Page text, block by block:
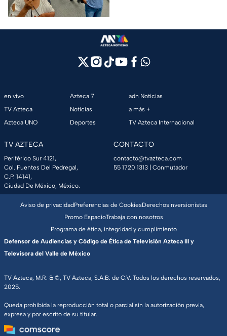
en vivo
TV Azteca
Azteca UNO
Azteca 7
Noticias
Deportes
adn Noticias
a más +
TV Azteca Internacional
TV AZTECA
Periférico Sur 4121,
Col. Fuentes Del Pedregal,
C.P. 14141,
Ciudad De México, México.
CONTACTO
contacto@tvazteca.com
55 1720 1313 | Conmutador
TV Azteca, M.R. & ©, TV Azteca, S.A.B. de C.V. Todos los derechos reservados,
2025.
Queda prohibida la reproducción total o parcial sin la autorización previa,
expresa y por escrito de su titular.
Aviso de privacidadPreferencias de CookiesDerechosInversionistas
Promo EspacioTrabaja con nosotros
Programa de ética, integridad y cumplimiento
Defensor de Audiencias y Código de Ética de Televisión Azteca III y
Televisora del Valle de México